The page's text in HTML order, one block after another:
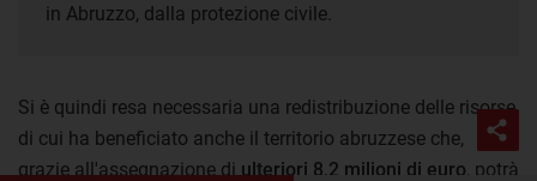
in Abruzzo, dalla protezione civile.
Si è quindi resa necessaria una redistribuzione delle risorse
di cui ha beneficiato anche il territorio abruzzese che,
grazie all'assegnazione diulteriori 8,2 milioni di euro, potrà